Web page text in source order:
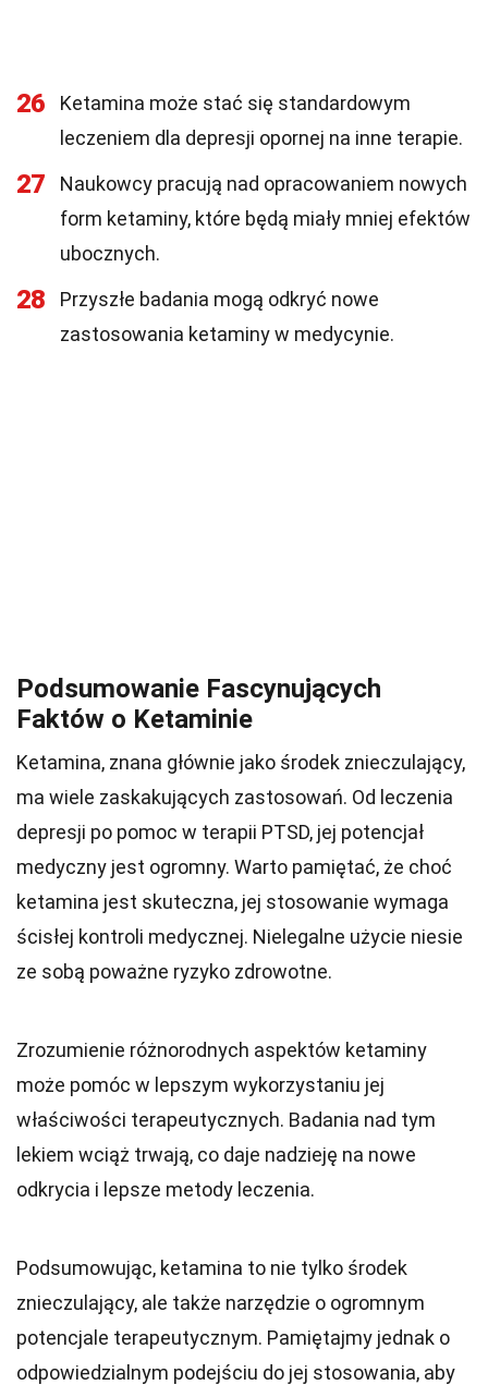
26
Ketamina może stać się standardowym
leczeniem dla depresji opornej na inne terapie.
27
Naukowcy pracują nad opracowaniem nowych
form ketaminy, które będą miały mniej efektów
ubocznych.
28
Przyszłe badania mogą odkryć nowe
zastosowania ketaminy w medycynie.
Podsumowanie Fascynujących
Faktów o Ketaminie
Ketamina, znana głównie jako środek znieczulający,
ma wiele zaskakujących zastosowań. Od leczenia
depresji po pomoc w terapii PTSD, jej potencjał
medyczny jest ogromny. Warto pamiętać, że choć
ketamina jest skuteczna, jej stosowanie wymaga
ścisłej kontroli medycznej. Nielegalne użycie niesie
ze sobą poważne ryzyko zdrowotne.
Zrozumienie różnorodnych aspektów ketaminy
może pomóc w lepszym wykorzystaniu jej
właściwości terapeutycznych. Badania nad tym
lekiem wciąż trwają, co daje nadzieję na nowe
odkrycia i lepsze metody leczenia.
Podsumowując, ketamina to nie tylko środek
znieczulający, ale także narzędzie o ogromnym
potencjale terapeutycznym. Pamiętajmy jednak o
odpowiedzialnym podejściu do jej stosowania, aby